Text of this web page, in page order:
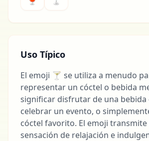
Uso Típico
El emoji 🍸 se utiliza a menudo
representar un cóctel o bebida
significar disfrutar de una bebida
celebrar un evento, o
cóctel favorito. El emoji transmite
sensación de relajación e